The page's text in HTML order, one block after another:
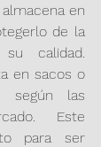
en
de la
calidad.
en sacos o
según las
Este
para ser